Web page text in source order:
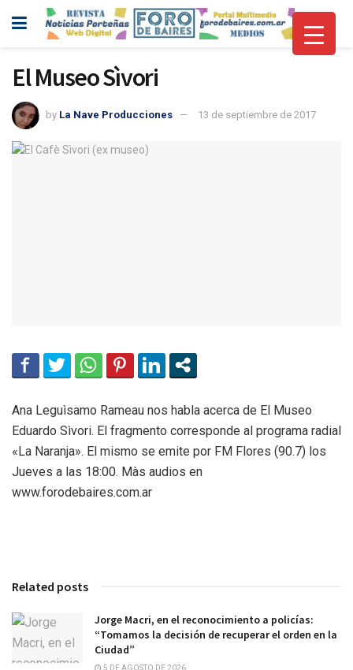
El Museo Sìvori
by La Nave Producciones 13 de septiembre de 2017
Ana Leguìsamo Rameau nos habla acerca de El Museo
Eduardo Sìvori. El fragmento corresponde al programa radial
«La Naranja». El mismo se emite por FM Flores (90.7) los
Jueves a las 18:00. Màs audios en
www.forodebaires.com.ar
Related posts
Jorge Macri, en el reconocimiento a policías:
“Tomamos la decisión de recuperar el orden en la
Ciudad”
5 DE AGOSTO DE 2026